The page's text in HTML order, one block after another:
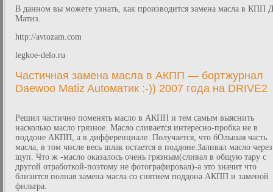
В данном вы можете узнать, как производится замена масла в КПП
Матиз.
http://avtozam.com
legkoe-delo.ru
Частичная замена масла в АКПП — бортжурнал
Daewoo Matiz Autоматик :-)) 2007 года на DRIVE2
Решил частично поменять масло в АКПП и тем самым выяснить
насколько масло грязное. Масло сливается интересно-пробка не в
поддоне АКПП, а в дифференциале. Получается, что бОльшая часть
масла, в том числе весь шлак остается в поддоне.Заливал масло через
щуп. Что ж -масло оказалось очень грязным(сливал в общую тару с
другой отработкой-поэтому не фотографировал)-а это значит что
близится полная замена масла со снятием поддона АКПП и заменой
фильтра.